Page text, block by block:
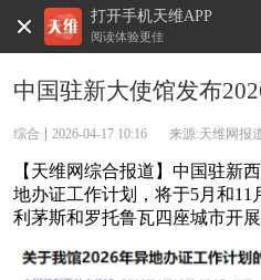
打开手机天维APP
阅读体验更佳
天维
中国驻新大使馆发布
综合 2026-04-17 10:16 来源:天维网报
【天维网综合报道】中国驻新
地办证工作计划，将于5月和
利茅斯和罗托鲁瓦四座城市开展